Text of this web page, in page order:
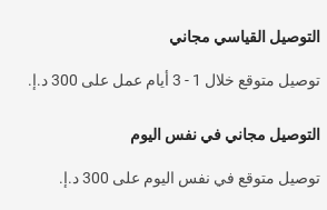
التوصيل القياسي مجاني
توصيل متوقع خلال 1 - 3 أيام عمل على 300 د.إ.
التوصيل مجاني في نفس اليوم
توصيل متوقع في نفس اليوم على 300 د.إ.